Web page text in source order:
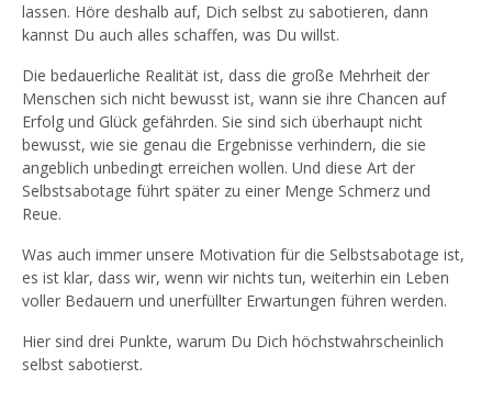
lassen. Höre deshalb auf, Dich selbst zu sabotieren, dann
kannst Du auch alles schaffen, was Du willst.
Die bedauerliche Realität ist, dass die große Mehrheit der
Menschen sich nicht bewusst ist, wann sie ihre Chancen auf
Erfolg und Glück gefährden. Sie sind sich überhaupt nicht
bewusst, wie sie genau die Ergebnisse verhindern, die sie
angeblich unbedingt erreichen wollen. Und diese Art der
Selbstsabotage führt später zu einer Menge Schmerz und
Reue.
Was auch immer unsere Motivation für die Selbstsabotage ist,
es ist klar, dass wir, wenn wir nichts tun, weiterhin ein Leben
voller Bedauern und unerfüllter Erwartungen führen werden.
Hier sind drei Punkte, warum Du Dich höchstwahrscheinlich
selbst sabotierst.